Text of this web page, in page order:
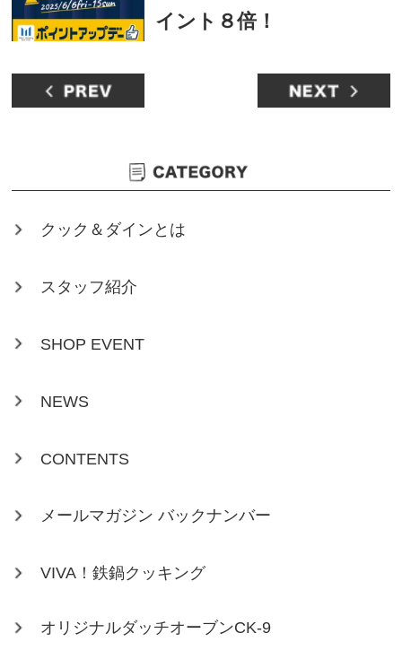
イント８倍！
クック＆ダインとは
スタッフ紹介
SHOP EVENT
NEWS
CONTENTS
メールマガジン バックナンバー
VIVA！鉄鍋クッキング
オリジナルダッチオーブンCK-9